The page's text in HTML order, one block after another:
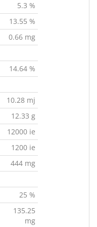
5.3 %
13.55 %
0.66 mg
14.64 %
10.28 mj
12.33 g
12000 ie
1200 ie
444 mg
25 %
135.25
mg